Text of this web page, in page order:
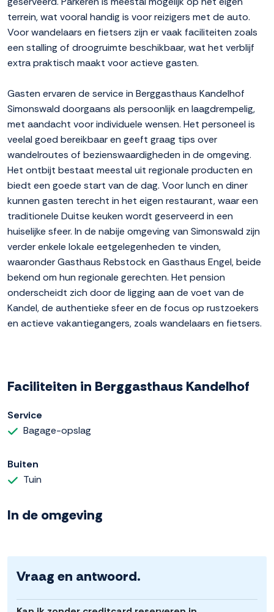
terrein, wat vooral handig is voor reizigers met de auto.
Voor wandelaars en fietsers zijn er vaak faciliteiten zoals
een stalling of droogruimte beschikbaar, wat het verblijf
extra praktisch maakt voor actieve gasten.
Gasten ervaren de service in Berggasthaus Kandelhof
Simonswald doorgaans als persoonlijk en laagdrempelig,
met aandacht voor individuele wensen. Het personeel is
veelal goed bereikbaar en geeft graag tips over
wandelroutes of bezienswaardigheden in de omgeving.
Het ontbijt bestaat meestal uit regionale producten en
biedt een goede start van de dag. Voor lunch en diner
kunnen gasten terecht in het eigen restaurant, waar een
traditionele Duitse keuken wordt geserveerd in een
huiselijke sfeer. In de nabije omgeving van Simonswald zijn
verder enkele lokale eetgelegenheden te vinden,
waaronder Gasthaus Rebstock en Gasthaus Engel, beide
bekend om hun regionale gerechten. Het pension
onderscheidt zich door de ligging aan de voet van de
Kandel, de authentieke sfeer en de focus op rustzoekers
en actieve vakantiegangers, zoals wandelaars en fietsers.
Faciliteiten in Berggasthaus Kandelhof
Service
Bagage-opslag
Buiten
Tuin
In de omgeving
Vraag en antwoord.